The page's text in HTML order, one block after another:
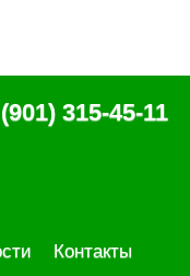
315-45-11
Контакты